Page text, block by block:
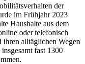
der
im Frühjahr 2023
Haushalte aus dem
oder telefonisch
ihren alltäglichen Wegen
fast 1300